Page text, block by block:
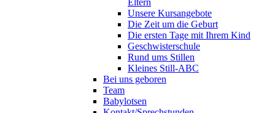
Eltern
Unsere Kursangebote
Die Zeit um die Geburt
Die ersten Tage mit Ihrem Kind
Geschwisterschule
Rund ums Stillen
Kleines Still-ABC
Bei uns geboren
Team
Babylotsen